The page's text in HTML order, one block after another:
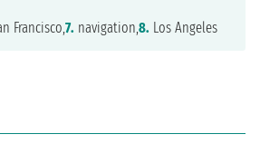
Francisco,7. navigation,8. Los Angeles